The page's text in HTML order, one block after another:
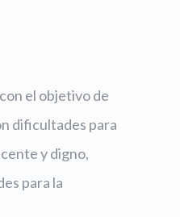
el objetivo de
dificultades para
y digno,
para la